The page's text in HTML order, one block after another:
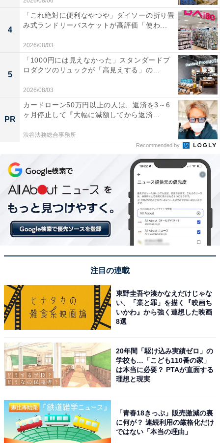
4
「これ絶対に便利なやつや」ダイソーの折り畳
み式ランドリーバスケットが高評価「使わ...
2026/08/03
5
「1000円には見えなかった」スタンダードプ
ロダクツのリュックが「高見えする」の...
2026/08/03
PR
カードローン50万円以上の人は、返済を3～6
ヶ月停止して『大幅に減額してから返済...
渋谷法務総合事務所
Recommended by
注目の連載
東野圭吾や湊かなえだけじゃな
い、「業と罪」を描く『映画ち
いかわ』から強く連想した映画
8選
20年間「駆け込み実績ゼロ」の
学校も…「こども110番の家」
は本当に必要？ PTAが直面する
理想と現実
「青春18きっぷ」販売激減の裏
に何が？ 連続利用の厳格化だけ
ではない「本当の理由」